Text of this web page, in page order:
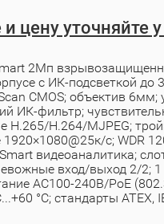
цену уточняйте
2Мп
c ИК-подсветкой до
CMOS; объектив 6мм;
ИК-фильтр;
H.265/H.264/MJPEG;
с; WDR
видеоаналитика;
вход/выход 2/2;
АC100-240В/PoE
°C; стандарты ATEX,